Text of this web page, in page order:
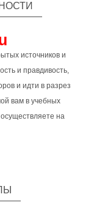
источников и
и правдивость,
и идти в разрез
вам в учебных
на